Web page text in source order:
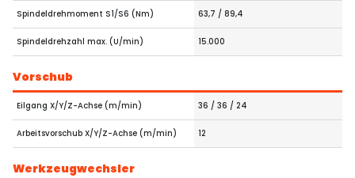
Spindeldrehmoment S1/S6 (Nm) 63,7 / 89,4
Spindeldrehzahl max. (U/min) 15.000
Vorschub
Eilgang X/Y/Z-Achse (m/min) 36 / 36 / 24
Arbeitsvorschub X/Y/Z-Achse (m/min) 12
Werkzeugwechsler